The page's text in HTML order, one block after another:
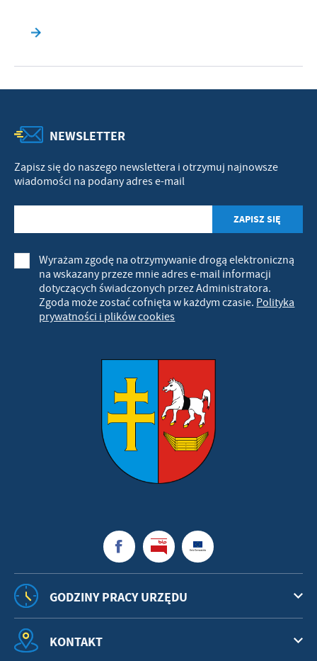
NEWSLETTER
Zapisz się do naszego newslettera i otrzymuj najnowsze
wiadomości na podany adres e-mail
Wyrażam zgodę na otrzymywanie drogą elektroniczną
na wskazany przeze mnie adres e-mail informacji
dotyczących świadczonych przez Administratora.
Zgoda może zostać cofnięta w każdym czasie. Polityka
prywatności i plików cookies
GODZINY PRACY URZĘDU
KONTAKT